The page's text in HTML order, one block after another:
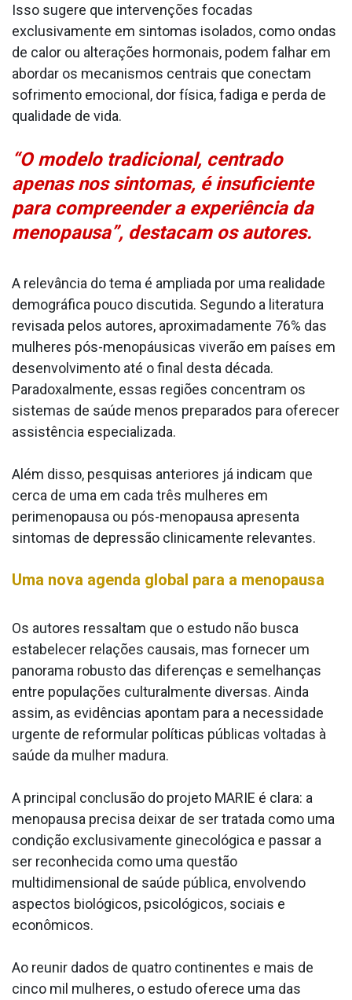
Isso sugere que intervenções focadas
exclusivamente em sintomas isolados, como ondas
de calor ou alterações hormonais, podem falhar em
abordar os mecanismos centrais que conectam
sofrimento emocional, dor física, fadiga e perda de
qualidade de vida.
“O modelo tradicional, centrado
apenas nos sintomas, é insuficiente
para compreender a experiência da
menopausa”, destacam os autores.
A relevância do tema é ampliada por uma realidade
demográfica pouco discutida. Segundo a literatura
revisada pelos autores, aproximadamente 76% das
mulheres pós-menopáusicas viverão em países em
desenvolvimento até o final desta década.
Paradoxalmente, essas regiões concentram os
sistemas de saúde menos preparados para oferecer
assistência especializada.
Além disso, pesquisas anteriores já indicam que
cerca de uma em cada três mulheres em
perimenopausa ou pós-menopausa apresenta
sintomas de depressão clinicamente relevantes.
Uma nova agenda global para a menopausa
Os autores ressaltam que o estudo não busca
estabelecer relações causais, mas fornecer um
panorama robusto das diferenças e semelhanças
entre populações culturalmente diversas. Ainda
assim, as evidências apontam para a necessidade
urgente de reformular políticas públicas voltadas à
saúde da mulher madura.
A principal conclusão do projeto MARIE é clara: a
menopausa precisa deixar de ser tratada como uma
condição exclusivamente ginecológica e passar a
ser reconhecida como uma questão
multidimensional de saúde pública, envolvendo
aspectos biológicos, psicológicos, sociais e
econômicos.
Ao reunir dados de quatro continentes e mais de
cinco mil mulheres, o estudo oferece uma das